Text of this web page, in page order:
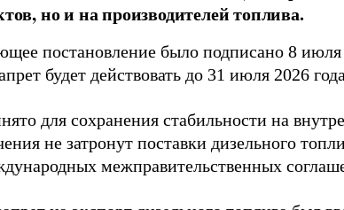
но и на производителей топлива.
постановление было подписано 8 июля
будет действовать до 31 июля 2026
для сохранения стабильности на
не затронут поставки дизельного
межправительственных